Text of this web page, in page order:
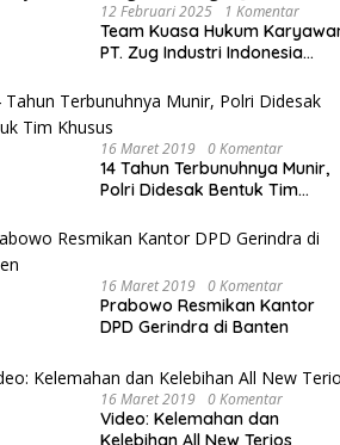
12 Februari 2025 1 Komentar
Team Kuasa Hukum
PT. Zug Industri Indonesia
Memperjuangkan Hak
Karyawan di Pengadilan
Jakarta Pusat
16 Maret 2019 0 Komentar
14 Tahun Terbunuhnya Munir,
Polri Didesak Bentuk Tim
16 Maret 2019 0 Komentar
Prabowo Resmikan Kantor
DPD Gerindra di Banten
16 Maret 2019 0 Komentar
Video: Kelemahan dan
Kelebihan All New Terios